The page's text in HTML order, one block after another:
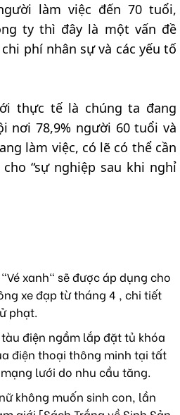
làm việc đến 70 tuổi,
ty thì đây là một vấn đề
phí nhân sự và các yếu tố
thực tế là chúng ta đang
nơi 78,9% người 60 tuổi và
làm việc, có lẽ có thể cần
“sự nghiệp sau khi nghỉ
xanh" sẽ được áp dụng cho
xe đạp từ tháng 4 , chi tiết
phạt.
điện ngầm lắp đặt tủ khóa
điện thoại thông minh tại tất
lưới do nhu cầu tăng.
không muốn sinh con, lần